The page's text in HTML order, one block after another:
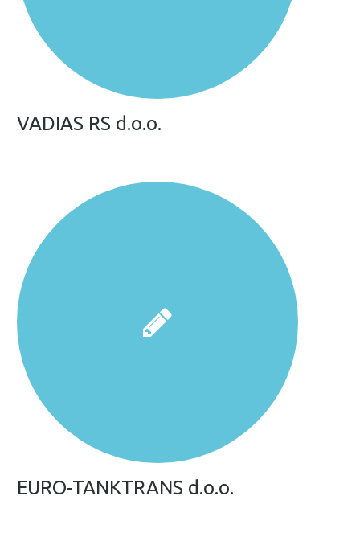
VADIAS RS d.o.o.
EURO-TANKTRANS d.o.o.